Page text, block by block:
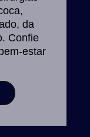
da
Confie
estar